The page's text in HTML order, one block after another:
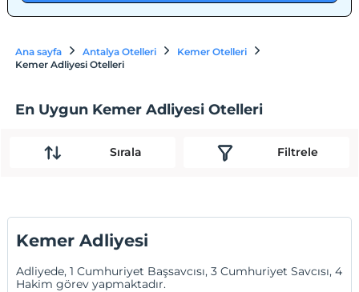
Ana sayfa Antalya Otelleri
Kemer Otelleri
Kemer Adliyesi Otelleri
En Uygun Kemer Adliyesi Otelleri
Sırala Filtrele
Kemer Adliyesi
Adliyede, 1 Cumhuriyet Başsavcısı, 3 Cumhuriyet Savcısı, 4
Hakim görev yapmaktadır.